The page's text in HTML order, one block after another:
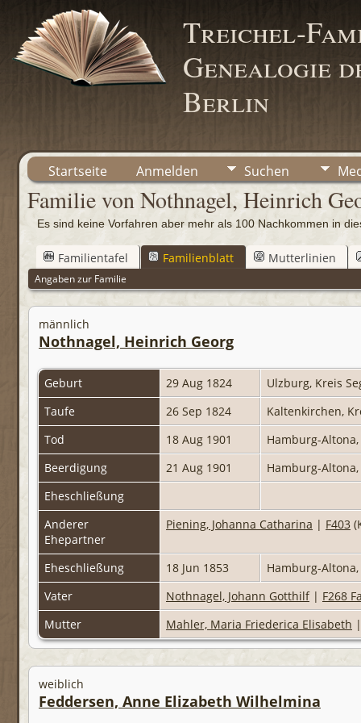
Treichel-
Genealogie
Berlin
Startseite Anmelden Suchen
Familie von Nothnagel, Heinrich
Es sind keine Vorfahren aber mehr als 100 Nachkommen in
Familientafel Familienblatt Mutterlinien
Angaben zur Familie
männlich
Nothnagel, Heinrich Georg
Geburt 29 Aug 1824
Ulzburg, Kreis
Taufe
26 Sep 1824
Kaltenkirchen,
Tod
18 Aug 1901
Hamburg-
Beerdigung
21 Aug 1901
Hamburg-
Eheschließung
Anderer
Ehepartner
Piening, Johanna Catharina | F403
Eheschließung 18 Jun 1853
Hamburg-
Vater
Nothnagel, Johann Gotthilf| F268
Mutter
Mahler, Maria Friederica Elisabeth
weiblich
Feddersen, Anne Elizabeth Wilhelmina